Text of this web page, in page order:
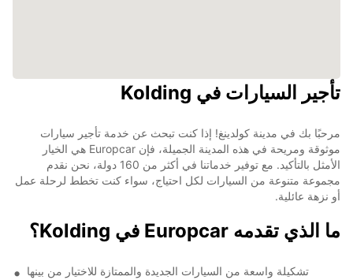
تأجير السيارات في Kolding
مرحبًا بك في مدينة كولدينغ! إذا كنت تبحث عن خدمة تأجير سيارات
موثوقة ومريحة في هذه المدينة الجميلة، فإن Europcar هي الخيار
الأمثل بالتأكيد. مع توفير خدماتنا في أكثر من 160 دولة، نحن نقدم
مجموعة متنوعة من السيارات لكل احتياج، سواء كنت تخطط لرحلة عمل
أو نزهة عائلية.
ما الذي تقدمه Europcar في Kolding؟
تشكيلة واسعة من السيارات الجديدة والممتازة للاختيار من بينها